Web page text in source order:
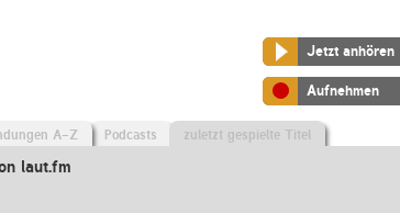
Jetzt anhören
Aufnehmen
A-Z Podcasts zuletzt gespielte Titel
laut.fm